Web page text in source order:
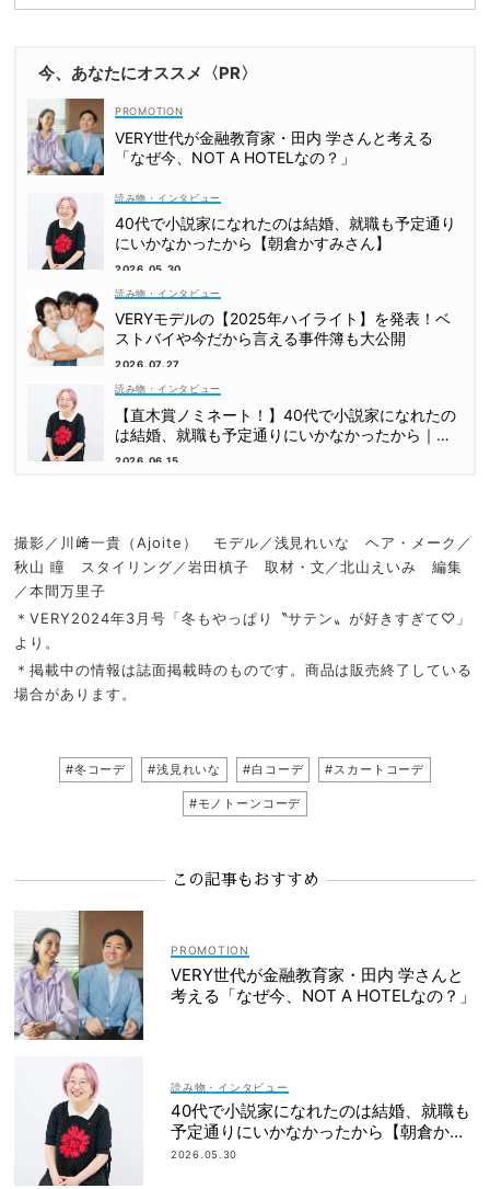
今、あなたにオススメ〈PR〉
VERY世代が金融教育家・田内 学さんと考える
「なぜ今、NOT A HOTELなの？」
読み物・インタビュー
40代で小説家になれたのは結婚、就職も予定通り
にいかなかったから【朝倉かすみさん】
2026.05.30
読み物・インタビュー
VERYモデルの【2025年ハイライト】を発表！ベ
ストバイや今だから言える事件簿も大公開
2026.07.27
読み物・インタビュー
【直木賞ノミネート！】40代で小説家になれたの
は結婚、就職も予定通りにいかなかったから｜朝
倉かすみさん
2026.06.15
撮影／川﨑一貴（Ajoite） モデル／浅見れいな ヘア・メーク／
秋山 瞳 スタイリング／岩田槙子 取材・文／北山えいみ 編集
／本間万里子
＊VERY2024年3月号「冬もやっぱり〝サテン〟が好きすぎて♡」
より。
＊掲載中の情報は誌面掲載時のものです。商品は販売終了している
場合があります。
#冬コーデ #浅見れいな #白コーデ #スカートコーデ
#モノトーンコーデ
この記事もおすすめ
VERY世代が金融教育家・田内 学さんと
考える「なぜ今、NOT A HOTELなの？」
読み物・インタビュー
40代で小説家になれたのは結婚、就職も
予定通りにいかなかったから【朝倉かす
みさん】
2026.05.30